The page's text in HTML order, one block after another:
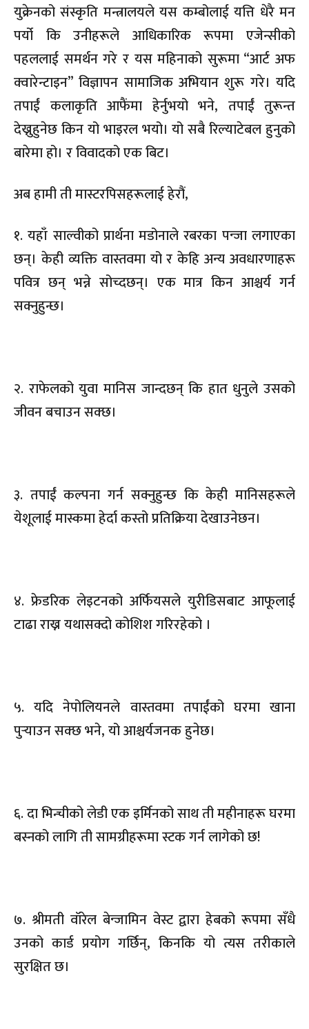
युक्रेनको संस्कृति मन्त्रालयले यस कम्बोलाई यत्ति धेरै मन
पर्यो कि उनीहरूले आधिकारिक रूपमा एजेन्सीको
पहललाई समर्थन गरे र यस महिनाको सुरूमा “आर्ट अफ
क्वारेन्टाइन” विज्ञापन सामाजिक अभियान शुरू गरे। यदि
तपाईं कलाकृति आफैंमा हेर्नुभयो भने, तपाईं तुरून्त
देख्नुहुनेछ किन यो भाइरल भयो। यो सबै रिल्याटेबल हुनुको
बारेमा हो। र विवादको एक बिट।
अब हामी ती मास्टरपिसहरूलाई हेरौं,
१. यहाँ साल्वीको प्रार्थना मडोनाले रबरका पन्जा लगाएका
छन्। केही व्यक्ति वास्तवमा यो र केहि अन्य अवधारणाहरू
पवित्र छन् भन्ने सोच्दछन्। एक मात्र किन आश्चर्य गर्न
सक्नुहुन्छ।
२. राफेलको युवा मानिस जान्दछन् कि हात धुनुले उसको
जीवन बचाउन सक्छ।
३. तपाईं कल्पना गर्न सक्नुहुन्छ कि केही मानिसहरूले
येशूलाई मास्कमा हेर्दा कस्तो प्रतिक्रिया देखाउनेछन।
४. फ्रेडरिक लेइटनको अर्फियसले युरीडिसबाट आफूलाई
टाढा राख्न यथासक्दो कोशिश गरिरहेको ।
५. यदि नेपोलियनले वास्तवमा तपाईंको घरमा खाना
पुर्‍याउन सक्छ भने, यो आश्चर्यजनक हुनेछ।
६. दा भिन्चीको लेडी एक इर्मिनको साथ ती महीनाहरू घरमा
बस्नको लागि ती सामग्रीहरूमा स्टक गर्न लागेको छ!
७. श्रीमती वॉरेल बेन्जामिन वेस्ट द्वारा हेबको रूपमा सँधै
उनको कार्ड प्रयोग गर्छिन्, किनकि यो त्यस तरीकाले
सुरक्षित छ।